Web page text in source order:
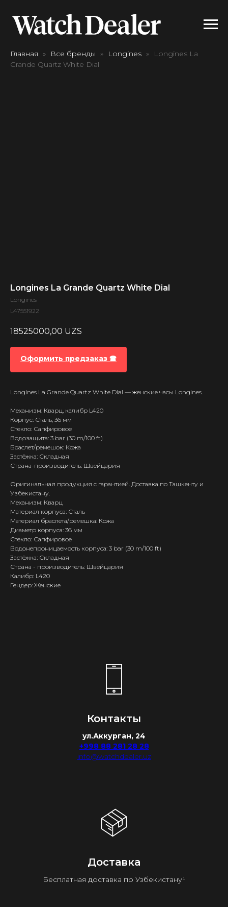
Главная Все бренды Longines
Longines La
Grande Quartz White Dial
Longines La Grande Quartz White Dial
Longines
L47551922
18525000,00 UZS
Оформить предзаказ 🕿
Longines La Grande Quartz White Dial — женские часы Longines.
Механизм: Кварц, калибр L420
Корпус: Сталь, 36 мм
Стекло: Сапфировое
Водозащита: 3 bar (30 m/100 ft)
Браслет/ремешок: Кожа
Застёжка: Складная
Страна-производитель: Швейцария
Оригинальная продукция с гарантией. Доставка по Ташкенту и
Узбекистану.
Механизм: Кварц
Материал корпуса: Сталь
Материал браслета/ремешка: Кожа
Диаметр корпуса: 36 мм
Стекло: Сапфировое
Водонепроницаемость корпуса: 3 bar (30 m/100 ft)
Застёжка: Складная
Страна - производитель: Швейцария
Калибр: L420
Гендер: Женские
Контакты
ул.Аккурган, 24
+998 88 281 28 28
info@watchdealer.uz
Доставка
Бесплатная доставка по Узбекистану¹